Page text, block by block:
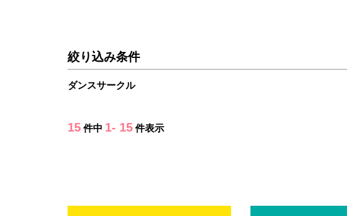
絞り込み条件
ダンスサークル
15 件中 1- 15 件表示